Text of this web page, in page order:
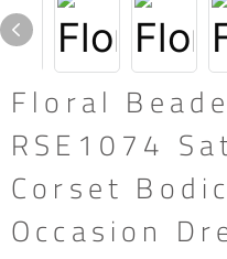
Floral
RSE1074
Corset
Occasion